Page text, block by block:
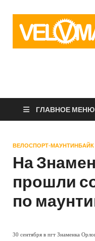
ГЛАВНОЕ МЕНЮ
ВЕЛОСПОРТ-МАУНТИНБАЙК
На
прошли
по
30 сентября в пгт Знаменка